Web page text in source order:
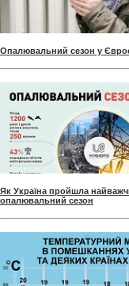
Опалювальний сезон у
Як Україна пройшла
опалювальний сезон